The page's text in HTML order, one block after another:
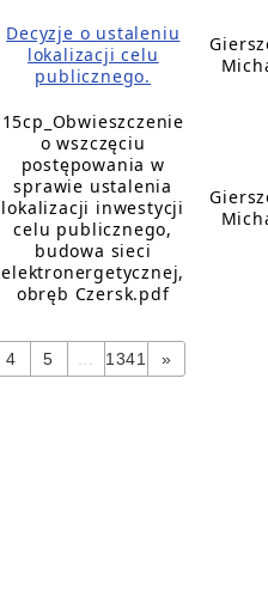
Decyzje o ustaleniu
lokalizacji celu
publicznego.
15cp_Obwieszczenie
o wszczęciu
postępowania w
sprawie ustalenia
lokalizacji inwestycji
celu publicznego,
budowa sieci
elektronergetycznej,
obręb Czersk.pdf
4 5 1341 »